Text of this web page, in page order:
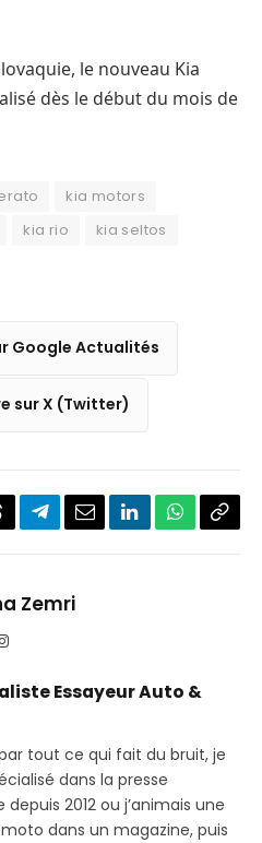
le nouveau Kia
dès le début du mois de
kia motors
kia rio
kia seltos
Google Actualités
sur X (Twitter)
Partager
Telegram
EmailLinkedInWhatsApp
Zemri
Instagram
Essayeur Auto &
tout ce qui fait du bruit, je
dans la presse
2012 ou j’animais une
dans un magazine, puis